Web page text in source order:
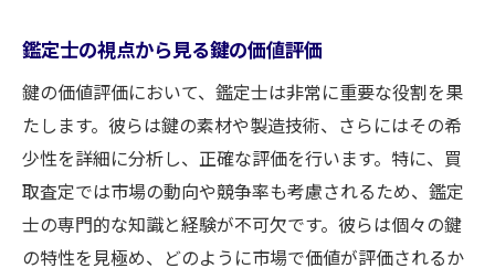
鑑定士の視点から見る鍵の価値評価
鍵の価値評価において、鑑定士は非常に重要な役割を果
たします。彼らは鍵の素材や製造技術、さらにはその希
少性を詳細に分析し、正確な評価を行います。特に、買
取査定では市場の動向や競争率も考慮されるため、鑑定
士の専門的な知識と経験が不可欠です。彼らは個々の鍵
の特性を見極め、どのように市場で価値が評価されるか